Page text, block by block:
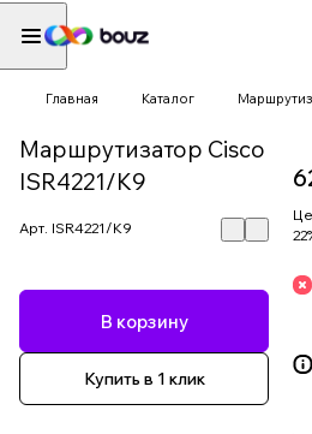
Главная Каталог
Маршрутизатор Cisco
ISR4221/K9
Арт. ISR4221/K9
В корзину
Купить в 1 клик